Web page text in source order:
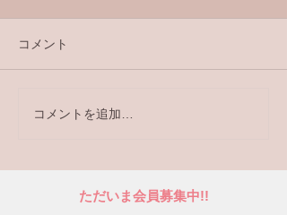
【ラジオ番組】アンケー
コメント
コメントを追加…
ただいま会員募集中!!